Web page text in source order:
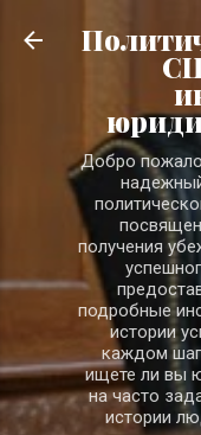
К
Добро
получения
подробные
истории
каждом
ищете ли вы
на часто
истории